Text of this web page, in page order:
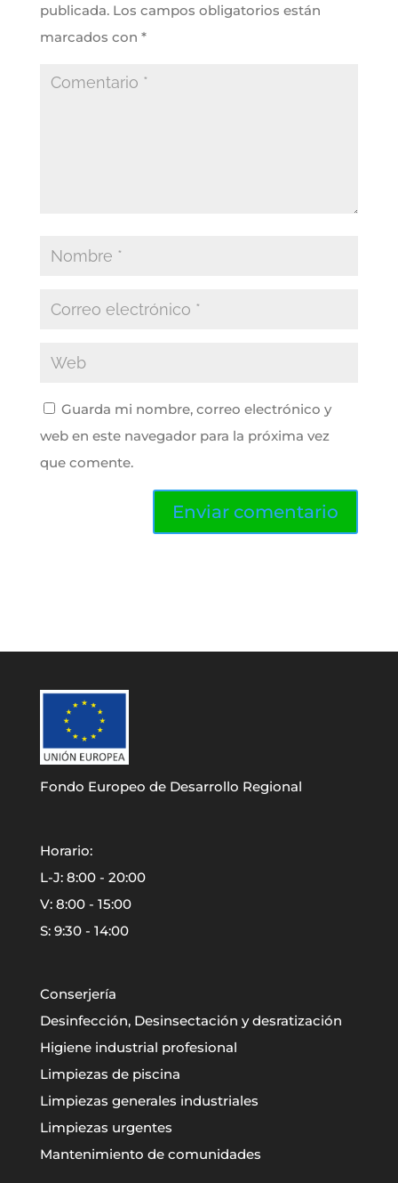
publicada. Los campos obligatorios están
marcados con *
Guarda mi nombre, correo electrónico y
web en este navegador para la próxima vez
que comente.
Fondo Europeo de Desarrollo Regional
Horario:
L-J: 8:00 - 20:00
V: 8:00 - 15:00
S: 9:30 - 14:00
Conserjería
Desinfección, Desinsectación y desratización
Higiene industrial profesional
Limpiezas de piscina
Limpiezas generales industriales
Limpiezas urgentes
Mantenimiento de comunidades